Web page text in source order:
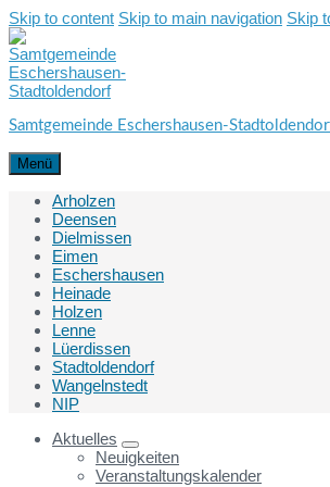
Skip to content Skip to main navigation Skip
Samtgemeinde Eschershausen-
Menü
Arholzen
Deensen
Dielmissen
Eimen
Eschershausen
Heinade
Holzen
Lenne
Lüerdissen
Stadtoldendorf
Wangelnstedt
NIP
Aktuelles
Neuigkeiten
Veranstaltungskalender